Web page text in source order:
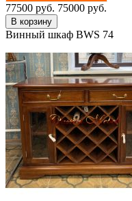
77500 руб. 75000 руб.
Винный шкаф BWS 74